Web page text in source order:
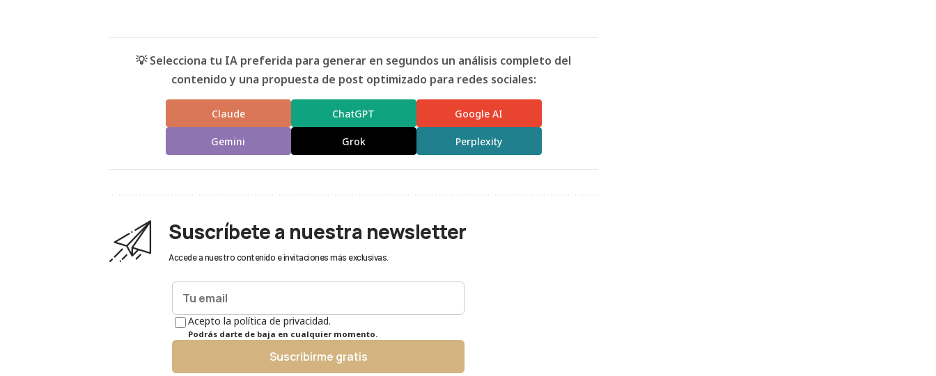
💡 Selecciona tu IA preferida para generar en segundos un análisis completo del
contenido y una propuesta de post optimizado para redes sociales:
Claude ChatGPT Google AI
Gemini Grok Perplexity
Suscríbete a nuestra newsletter
Accede a nuestro contenido e invitaciones más exclusivas.
Acepto la política de privacidad.
Podrás darte de baja en cualquier momento.
Suscribirme gratis